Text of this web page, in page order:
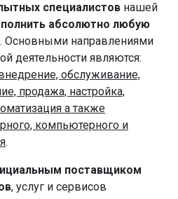
специалистов нашей
абсолютно любую
Основными направлениями
деятельности являются:
обслуживание,
продажа, настройка,
а также
компьютерного и
.
поставщиком
, услуг и сервисов